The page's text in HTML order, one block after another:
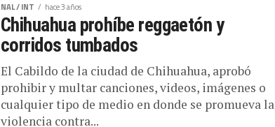
NAL / INT hace 3 años
Chihuahua prohíbe reggaetón y
corridos tumbados
El Cabildo de la ciudad de Chihuahua, aprobó
prohibir y multar canciones, videos, imágenes o
cualquier tipo de medio en donde se promueva la
violencia contra...